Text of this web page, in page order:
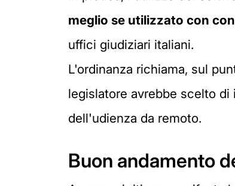
meglio se utilizzato con
uffici giudiziari italiani.
L'ordinanza richiama, sul
legislatore avrebbe scelto
dell'udienza da remoto.
Buon andamento